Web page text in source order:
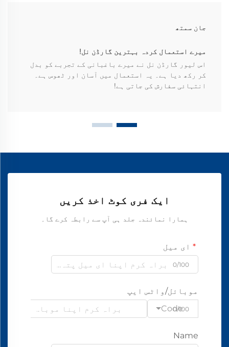
جان سمتھ
میرے استعمال کردہ بہترین گارڈن نل!
اس لیور گارڈن نل نے میرے باغبانی کے تجربے کو بدل
کر رکھ دیا ہے۔ یہ استعمال میں آسان اور ٹھوس ہے۔
انتہائی سفارش کی جاتی ہے!
ایک فری کوٹ اخذ کریں
ہمارا نمائندہ جلد ہی آپ سے رابطہ کرے گا۔
ای میل
0/100
موبائل/واٹس ایپ
Code
0/100
Name